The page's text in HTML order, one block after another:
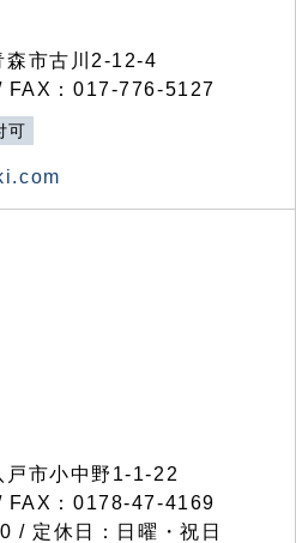
市古川2-12-4
：017-776-5127
可
市小中野1-1-22
：0178-47-4169
/ 定休日：日曜・祝日